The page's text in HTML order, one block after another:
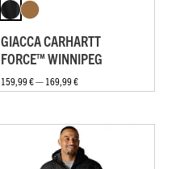
GIACCA CARHARTT
FORCE™ WINNIPEG
159,99 € — 169,99 €